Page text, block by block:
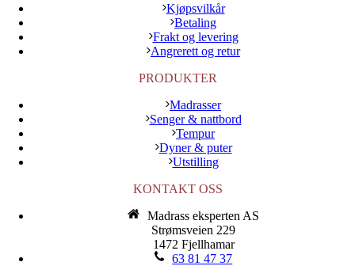
Kjøpsvilkår
Betaling
Frakt og levering
Angrerett og retur
PRODUKTER
Madrasser
Senger & nattbord
Tempur
Dyner & puter
Utstilling
KONTAKT OSS
Madrass eksperten AS
Strømsveien 229
1472 Fjellhamar
63 81 47 37